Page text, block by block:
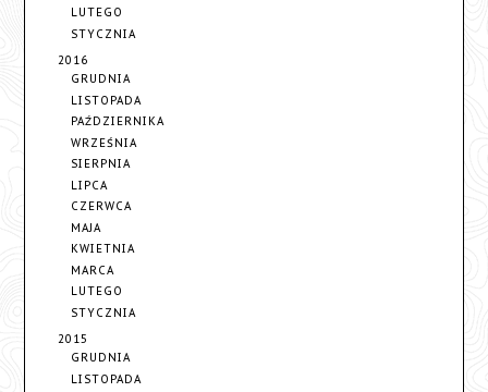
LUTEGO
STYCZNIA
2016
GRUDNIA
LISTOPADA
PAŹDZIERNIKA
WRZEŚNIA
SIERPNIA
LIPCA
CZERWCA
MAJA
KWIETNIA
MARCA
LUTEGO
STYCZNIA
2015
GRUDNIA
LISTOPADA